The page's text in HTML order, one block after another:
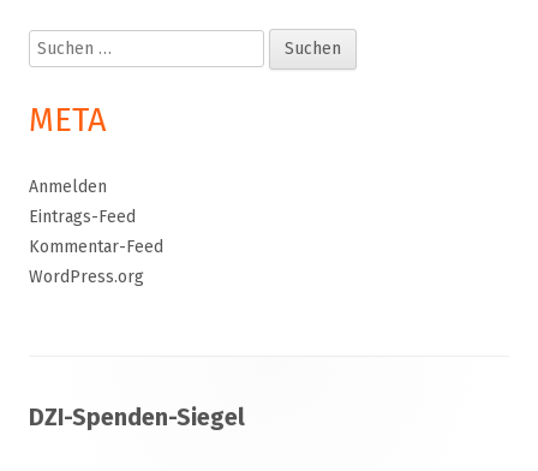
Suchen
nach:
META
Anmelden
Eintrags-Feed
Kommentar-Feed
WordPress.org
Inhalt
DZI-Spenden-Siegel